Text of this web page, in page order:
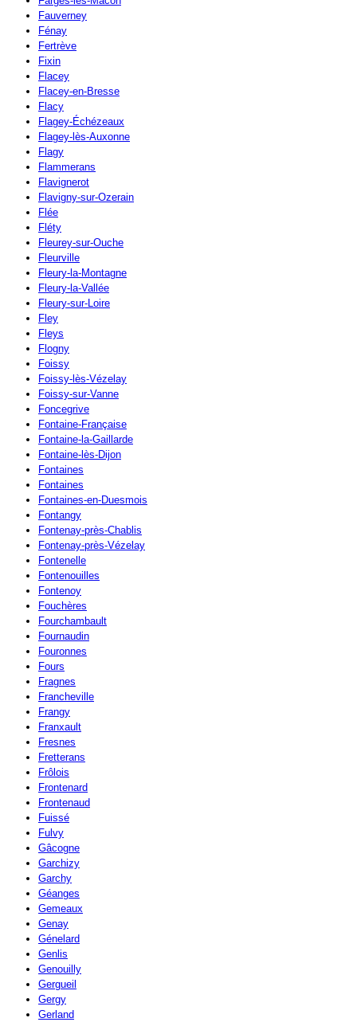
Fauverney
Fénay
Fertrève
Fixin
Flacey
Flacey-en-Bresse
Flacy
Flagey-Échézeaux
Flagey-lès-Auxonne
Flagy
Flammerans
Flavignerot
Flavigny-sur-Ozerain
Flée
Fléty
Fleurey-sur-Ouche
Fleurville
Fleury-la-Montagne
Fleury-la-Vallée
Fleury-sur-Loire
Fley
Fleys
Flogny
Foissy
Foissy-lès-Vézelay
Foissy-sur-Vanne
Foncegrive
Fontaine-Française
Fontaine-la-Gaillarde
Fontaine-lès-Dijon
Fontaines
Fontaines
Fontaines-en-Duesmois
Fontangy
Fontenay-près-Chablis
Fontenay-près-Vézelay
Fontenelle
Fontenouilles
Fontenoy
Fouchères
Fourchambault
Fournaudin
Fouronnes
Fours
Fragnes
Francheville
Frangy
Franxault
Fresnes
Fretterans
Frôlois
Frontenard
Frontenaud
Fuissé
Fulvy
Gâcogne
Garchizy
Garchy
Géanges
Gemeaux
Genay
Génelard
Genlis
Genouilly
Gergueil
Gergy
Gerland